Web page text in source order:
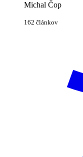
Michal Čop
162 článkov